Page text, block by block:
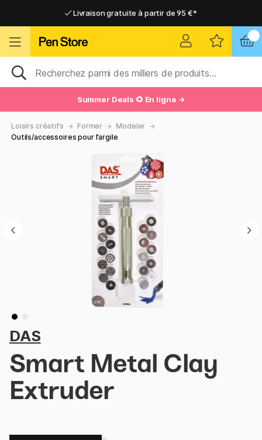
Livraison gratuite à partir de 95 €*
Livraison domicile ou point relais
Livraison gratuite à partir de 95 €*
Livraison domicile ou point relais
Summer Deals 🌻 En ligne →
Loisirs créatifs Former
Modeler
Outils/accessoires pour l’argile
DAS
Smart Metal Clay
Extruder